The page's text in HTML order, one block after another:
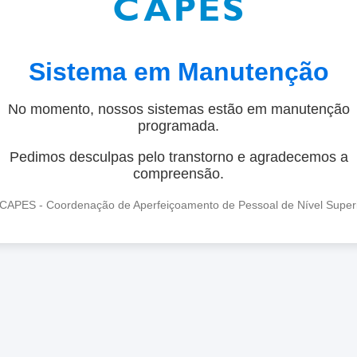
Sistema em Manutenção
No momento, nossos sistemas estão em manutenção
programada.
Pedimos desculpas pelo transtorno e agradecemos a
compreensão.
- Coordenação de Aperfeiçoamento de Pessoal de Nível